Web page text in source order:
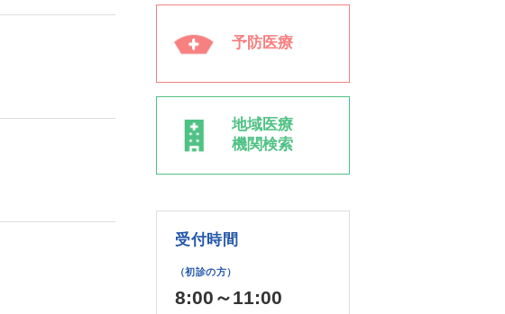
予防医療
地域医療
機関検索
受付時間
（初診の方）
8:00～11:00